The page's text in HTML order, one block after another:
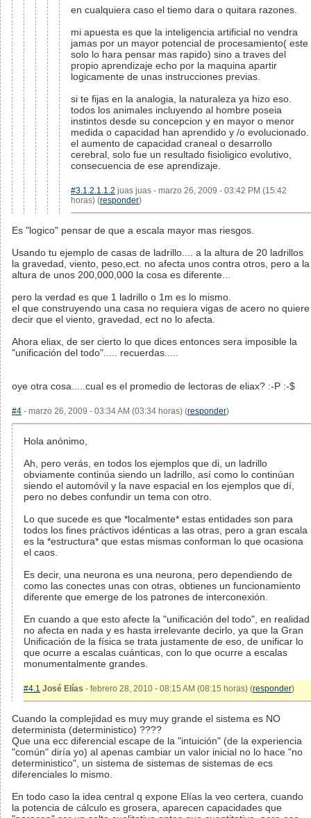
en cualquiera caso el tiemo dara o quitara razones.
mi apuesta es que la inteligencia artificial no vendra
jamas por un mayor potencial de procesamiento( este
solo lo hara pensar mas rapido) sino a traves del
propio aprendizaje echo por la maquina apartir
logicamente de unas instrucciones previas.
si te fijas en la analogia, la naturaleza ya hizo eso.
todos los animales incluyendo al hombre poseia
instintos desde su concepcion y en mayor o menor
medida o capacidad han aprendido y /o evolucionado.
el aumento de capacidad craneal o desarrollo
cerebral, solo fue un resultado fisioligico evolutivo,
consecuencia de ese aprendizaje.
#3.1.2.1.1.2 juas juas - marzo 26, 2009 - 03:42 PM (15:42
horas) (responder)
Es "logico" pensar de que a escala mayor mas riesgos.
Usando tu ejemplo de casas de ladrillo.... a la altura de 20 ladrillos
la gravedad, viento, peso,ect. no afecta unos contra otros, pero a la
altura de unos 200,000,000 la cosa es diferente...
pero la verdad es que 1 ladrillo o 1m es lo mismo.
el que construyendo una casa no requiera vigas de acero no quiere
decir que el viento, gravedad, ect no lo afecta.
Ahora eliax, de ser cierto lo que dices entonces sera imposible la
"unificación del todo"..... recuerdas.....
oye otra cosa.....cual es el promedio de lectoras de eliax? :-P :-$
#4 - marzo 26, 2009 - 03:34 AM (03:34 horas) (responder)
Hola anónimo,
Ah, pero verás, en todos los ejemplos que di, un ladrillo
obviamente continúa siendo un ladrillo, así como lo continúan
siendo el automóvil y la nave espacial en los ejemplos que dí,
pero no debes confundir un tema con otro.
Lo que sucede es que *localmente* estas entidades son para
todos los fines práctivos idénticas a las otras, pero a gran escala
es la *estructura* que estas mismas conforman lo que ocasiona
el caos.
Es decir, una neurona es una neurona, pero dependiendo de
como las conectes unas con otras, obtienes un funcionamiento
diferente que emerge de los patrones de interconexión.
En cuando a que esto afecte la "unificación del todo", en realidad
no afecta en nada y es hasta irrelevante decirlo, ya que la Gran
Unificación de la física se trata justamente de eso, de unificar lo
que ocurre a escalas cuánticas, con lo que ocurre a escalas
monumentalmente grandes.
#4.1 José Elías - febrero 28, 2010 - 08:15 AM (08:15 horas) (responder)
Cuando la complejidad es muy muy grande el sistema es NO
determinista (deterministico) ????
Que una ecc diferencial escape de la "intuición" (de la experiencia
"común" diría yo) al apenas cambiar un valor inicial no lo hace "no
deterministico", un sistema de sistemas de sistemas de ecs
diferenciales lo mismo.
En todo caso la idea central q expone Elías la veo certera, cuando
la potencia de cálculo es grosera, aparecen capacidades que